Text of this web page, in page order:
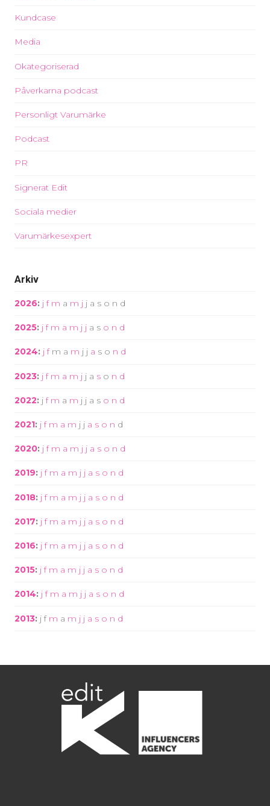
Kundcase
Media
Okategoriserad
Påverkarna podcast
Personligt Varumärke
Podcast
PR
Signerat Edit
Sociala medier
Varumärkesexpert
Arkiv
2026: j f m a m j j a s o n d
2025: j f m a m j j a s o n d
2024: j f m a m j j a s o n d
2023: j f m a m j j a s o n d
2022: j f m a m j j a s o n d
2021: j f m a m j j a s o n d
2020: j f m a m j j a s o n d
2019: j f m a m j j a s o n d
2018: j f m a m j j a s o n d
2017: j f m a m j j a s o n d
2016: j f m a m j j a s o n d
2015: j f m a m j j a s o n d
2014: j f m a m j j a s o n d
2013: j f m a m j j a s o n d